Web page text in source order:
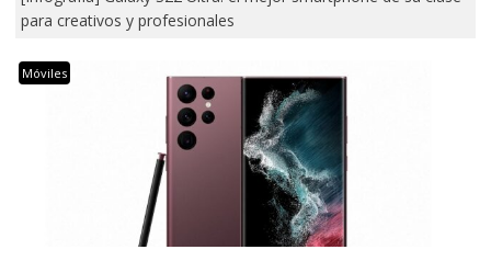
para creativos y profesionales
Móviles